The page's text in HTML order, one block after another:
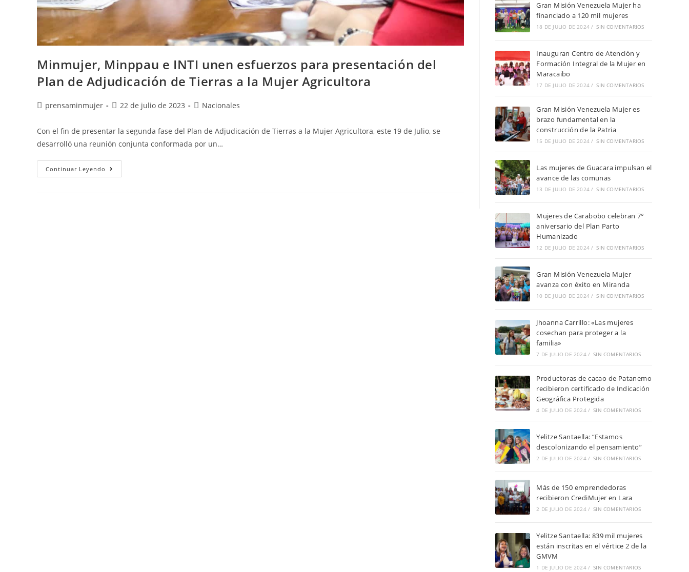
Minmujer, Minppau e INTI unen esfuerzos para presentación del
Plan de Adjudicación de Tierras a la Mujer Agricultora
prensaminmujer 22 de julio de 2023 Nacionales
Con el fin de presentar la segunda fase del Plan de Adjudicación de Tierras a la Mujer Agricultora, este 19 de Julio, se
desarrolló una reunión conjunta conformada por un…
Continuar Leyendo
Gran Misión Venezuela Mujer ha
financiado a 120 mil mujeres
18 DE JULIO DE 2024 / SIN COMENTARIOS
Inauguran Centro de Atención y
Formación Integral de la Mujer en
Maracaibo
17 DE JULIO DE 2024 / SIN COMENTARIOS
Gran Misión Venezuela Mujer es
brazo fundamental en la
construcción de la Patria
15 DE JULIO DE 2024 / SIN COMENTARIOS
Las mujeres de Guacara impulsan el
avance de las comunas
13 DE JULIO DE 2024 / SIN COMENTARIOS
Mujeres de Carabobo celebran 7°
aniversario del Plan Parto
Humanizado
12 DE JULIO DE 2024 / SIN COMENTARIOS
Gran Misión Venezuela Mujer
avanza con éxito en Miranda
10 DE JULIO DE 2024 / SIN COMENTARIOS
Jhoanna Carrillo: «Las mujeres
cosechan para proteger a la
familia»
7 DE JULIO DE 2024 / SIN COMENTARIOS
Productoras de cacao de Patanemo
recibieron certificado de Indicación
Geográfica Protegida
4 DE JULIO DE 2024 / SIN COMENTARIOS
Yelitze Santaella: “Estamos
descolonizando el pensamiento”
2 DE JULIO DE 2024 / SIN COMENTARIOS
Más de 150 emprendedoras
recibieron CrediMujer en Lara
2 DE JULIO DE 2024 / SIN COMENTARIOS
Yelitze Santaella: 839 mil mujeres
están inscritas en el vértice 2 de la
GMVM
1 DE JULIO DE 2024 / SIN COMENTARIOS